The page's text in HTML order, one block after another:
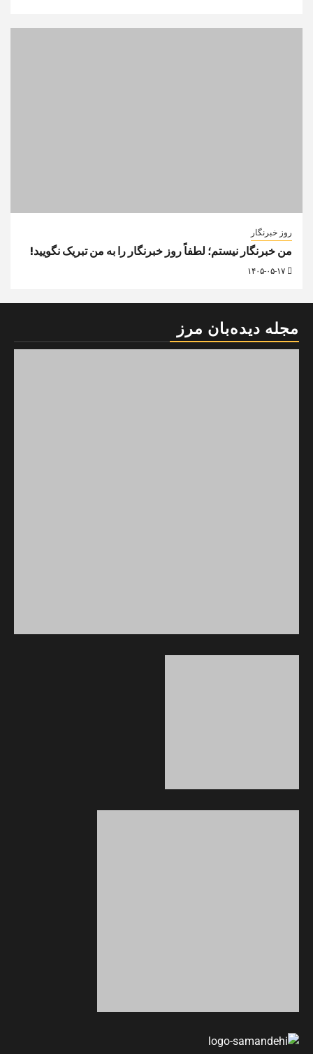
روز خبرنگار
من خبرنگار نیستم؛ لطفاً روز خبرنگار را به من تبریک نگویید!
مجله دیده‌بان مرز